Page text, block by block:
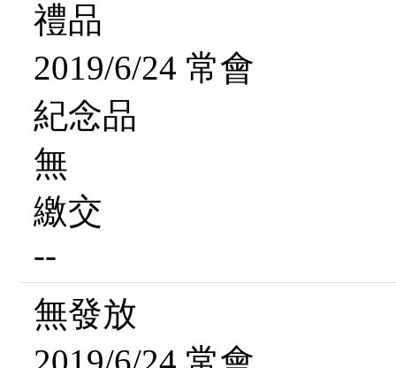
禮品
2019/6/24 常會
紀念品
無
繳交
--
無發放